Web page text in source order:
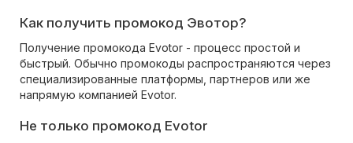
Как получить промокод Эвотор?
Получение промокода Evotor - процесс простой и
быстрый. Обычно промокоды распространяются через
специализированные платформы, партнеров или же
напрямую компанией Evotor.
Не только промокод Evotor